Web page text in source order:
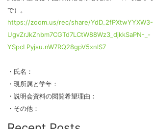
で）。
https://zoom.us/rec/share/YdD_2fPXtwYYXW3-
UgvZrJkZnbm7CGTd7LCtW88Wz3_djkkSaPN-_-
YSpcLPyjsu.nW7RQ28gpV5xnlS7
・氏名：
・現所属と学年：
・説明会資料の閲覧希望理由：
・その他：